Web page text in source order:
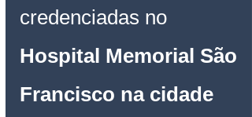
credenciadas no
Hospital Memorial São
Francisco na cidade